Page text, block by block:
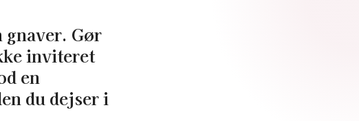
Gør
inviteret
en
du dejser i